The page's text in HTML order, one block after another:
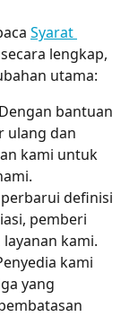
Syarat
lengkap,
utama:
Dengan bantuan
ulang dan
kami untuk
definisi
pemberi
kami.
kami
yang